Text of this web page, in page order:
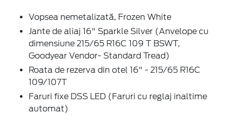
Vopsea nemetalizată, Frozen White
Jante de aliaj 16" Sparkle Silver (Anvelope cu
dimensiune 215/65 R16C 109 T BSWT,
Goodyear Vendor- Standard Tread)
Roata de rezerva din otel 16" - 215/65 R16C
109/107T
Faruri fixe DSS LED (Faruri cu reglaj inaltime
automat)